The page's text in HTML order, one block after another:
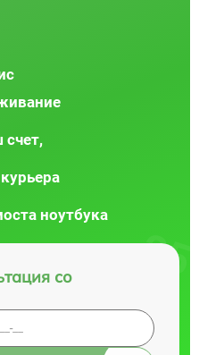
счет,
ноутбука
со